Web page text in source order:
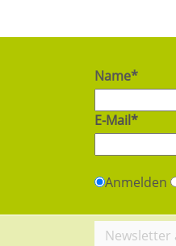
Name*
E-Mail*
Anmelden